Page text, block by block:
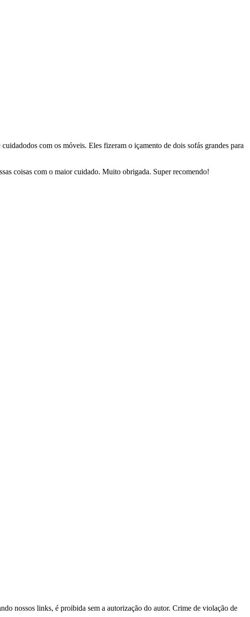
com os móveis. Eles fizeram o içamento de dois sofás grandes para
coisas com o maior cuidado. Muito obrigada. Super recomendo!
nossos links, é proibida sem a autorização do autor. Crime de violação de